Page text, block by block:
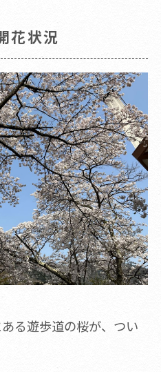
花状況
る遊歩道の桜が、つい